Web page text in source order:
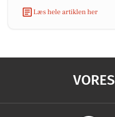
Læs hele artiklen her
VORES